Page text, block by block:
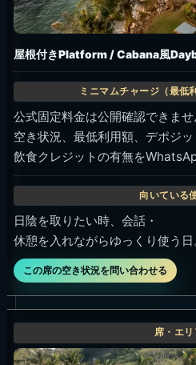
屋根付きPlatform / Cabana風
公式固定料金は公開確認できませ
空き状況、最低利用額、デポジッ
飲食クレジットの有無を
日陰を取りたい時、会話・
休憩を入れながらゆっくり使う日
この席の空き状況を問い合わせる